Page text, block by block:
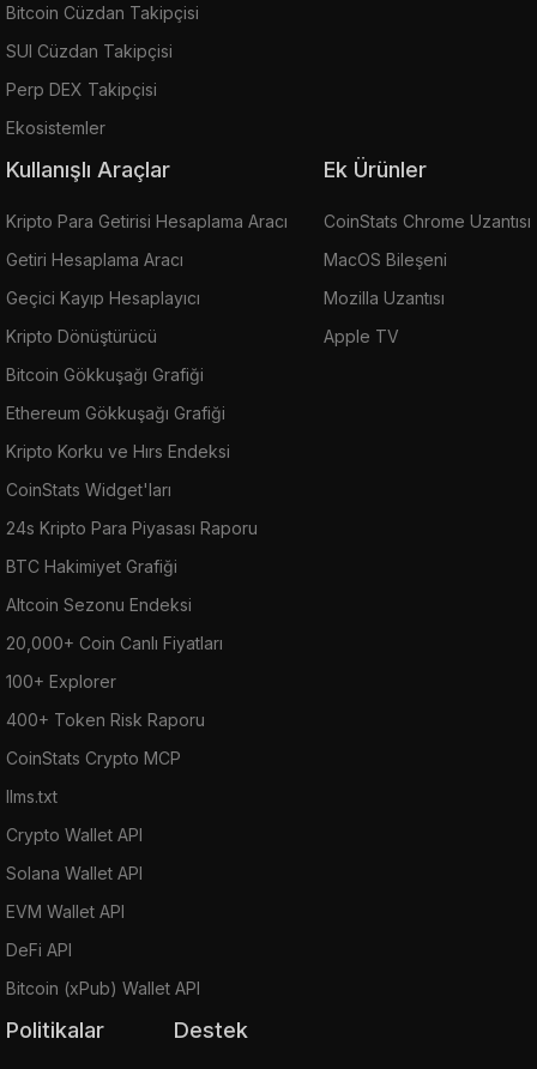
Bitcoin Cüzdan Takipçisi
SUI Cüzdan Takipçisi
Perp DEX Takipçisi
Ekosistemler
Kullanışlı Araçlar
Kripto Para Getirisi Hesaplama Aracı
Getiri Hesaplama Aracı
Geçici Kayıp Hesaplayıcı
Kripto Dönüştürücü
Bitcoin Gökkuşağı Grafiği
Ethereum Gökkuşağı Grafiği
Kripto Korku ve Hırs Endeksi
CoinStats Widget'ları
24s Kripto Para Piyasası Raporu
BTC Hakimiyet Grafiği
Altcoin Sezonu Endeksi
20,000+ Coin Canlı Fiyatları
100+ Explorer
400+ Token Risk Raporu
CoinStats Crypto MCP
llms.txt
Crypto Wallet API
Solana Wallet API
EVM Wallet API
DeFi API
Bitcoin (xPub) Wallet API
Ek Ürünler
CoinStats Chrome Uzantısı
MacOS Bileşeni
Mozilla Uzantısı
Apple TV
Politikalar Destek